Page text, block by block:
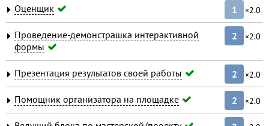
Оценщик 1 ×2.0
Проведение-демонстрашка интерактивной
формы
2 ×2.0
Презентация результатов своей работы 2 ×2.0
Помощник организатора на площадке 2 ×2.0